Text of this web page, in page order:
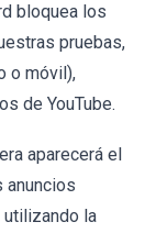
bloquea los
pruebas,
o móvil),
de YouTube.
aparecerá el
anuncios
utilizando la